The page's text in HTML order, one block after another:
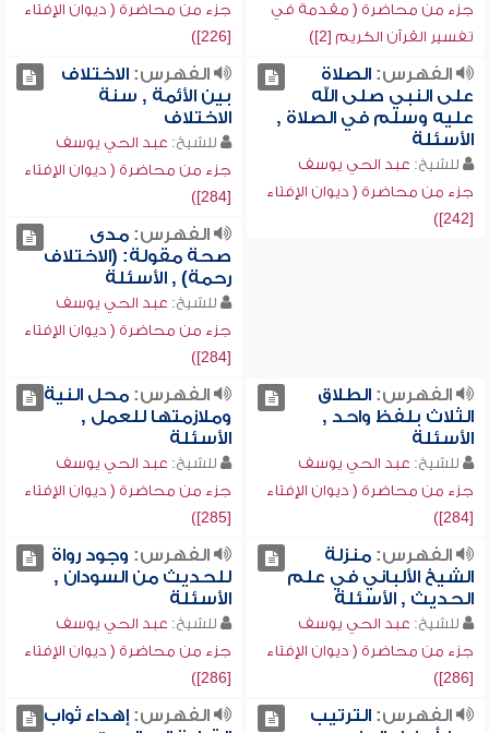
جزء من محاضرة ( مقدمة في
تفسير القرآن الكريم [2])
جزء من محاضرة ( ديوان الإفتاء
[226])
الفهرس:الصلاة
على النبي صلى الله
عليه وسلم في الصلاة ,
الأسئلة
للشيخ: عبد الحي يوسف
جزء من محاضرة ( ديوان الإفتاء
[242])
الفهرس:الاختلاف
بين الأئمة , سنة
الاختلاف
للشيخ: عبد الحي يوسف
جزء من محاضرة ( ديوان الإفتاء
[284])
الفهرس:مدى
صحة مقولة: (الاختلاف
رحمة) , الأسئلة
للشيخ: عبد الحي يوسف
جزء من محاضرة ( ديوان الإفتاء
[284])
الفهرس:الطلاق
الثلاث بلفظ واحد ,
الأسئلة
للشيخ: عبد الحي يوسف
جزء من محاضرة ( ديوان الإفتاء
[284])
الفهرس:محل النية
وملازمتها للعمل ,
الأسئلة
للشيخ: عبد الحي يوسف
جزء من محاضرة ( ديوان الإفتاء
[285])
الفهرس:منزلة
الشيخ الألباني في علم
الحديث , الأسئلة
للشيخ: عبد الحي يوسف
جزء من محاضرة ( ديوان الإفتاء
[286])
الفهرس: وجود رواة
للحديث من السودان ,
الأسئلة
للشيخ: عبد الحي يوسف
جزء من محاضرة ( ديوان الإفتاء
[286])
الفهرس:الترتيب
الفهرس:إهداء ثواب